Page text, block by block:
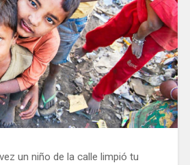
un niño de la calle limpió tu